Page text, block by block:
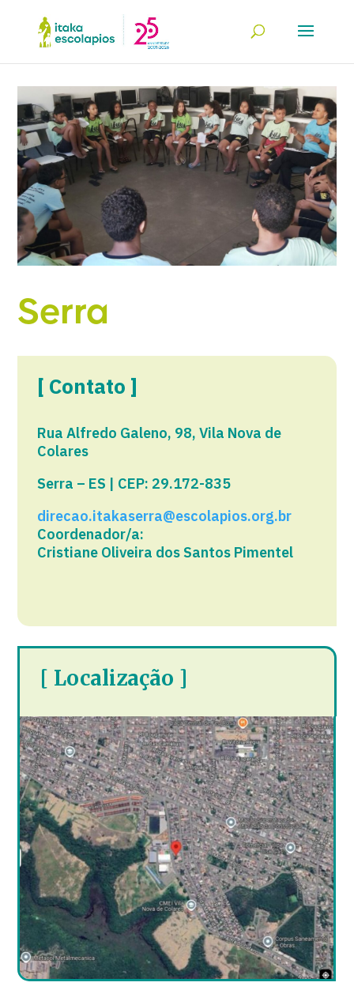
Serra
[ Contato ]
Rua Alfredo Galeno, 98, Vila Nova de
Colares
Serra – ES | CEP: 29.172-835
direcao.itakaserra@escolapios.org.br
Coordenador/a:
Cristiane Oliveira dos Santos Pimentel
[ Localização ]